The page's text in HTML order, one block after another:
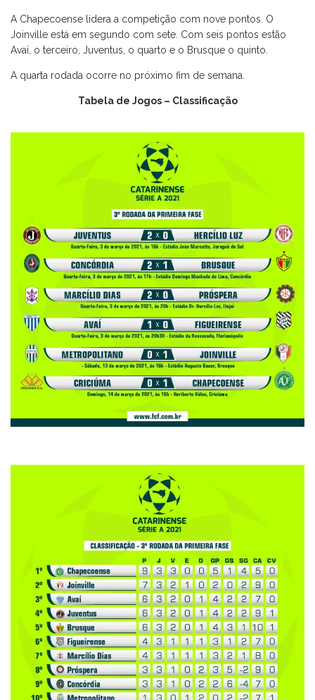
A Chapecoense lidera a competição com nove pontos. O
Joinville está em segundo com sete. Com seis pontos estão
Avaí, o terceiro, Juventus, o quarto e o Brusque o quinto.
A quarta rodada ocorre no próximo fim de semana.
Tabela de Jogos– Classificação